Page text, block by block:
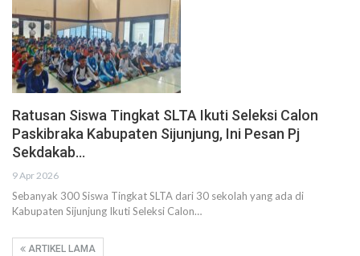
Ratusan Siswa Tingkat SLTA Ikuti Seleksi Calon
Paskibraka Kabupaten Sijunjung, Ini Pesan Pj
Sekdakab…
9 Apr 2026
Sebanyak 300 Siswa Tingkat SLTA dari 30 sekolah yang ada di
Kabupaten Sijunjung Ikuti Seleksi Calon…
ARTIKEL LAMA